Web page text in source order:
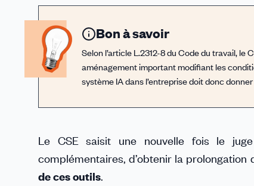
Bon à savoir
Selon l’article L.2312-8 du Code du travail,
aménagement important modifiant les
système IA dans l’entreprise doit donc
Le CSE saisit une nouvelle fois le
complémentaires, d’obtenir la
de ces outils.